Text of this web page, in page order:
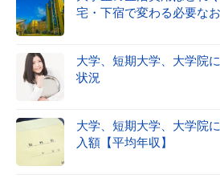
宅・下宿で変わる必要な
大学、短期大学、大学院
状況
大学、短期大学、大学院
入額【平均年収】